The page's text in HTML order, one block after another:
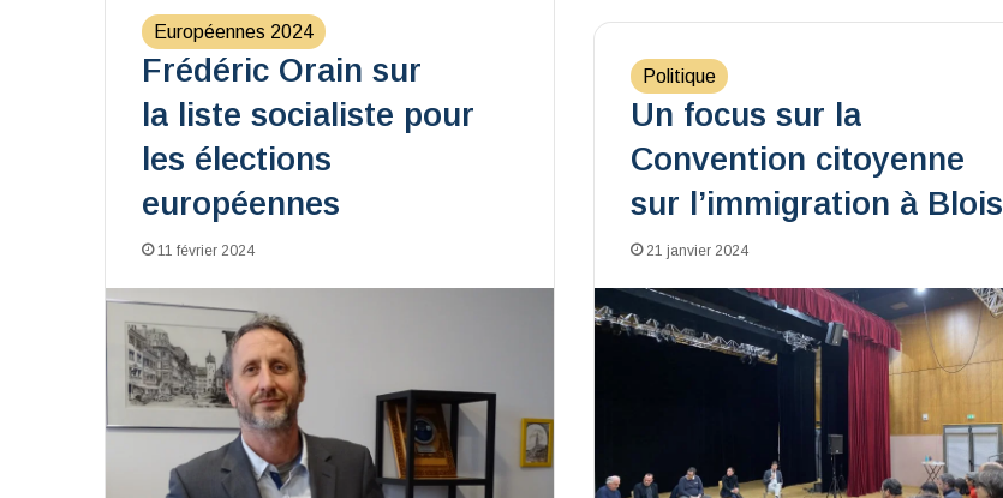
Européennes 2024
Frédéric Orain sur
la liste socialiste pour
les élections
européennes
11 février 2024
Politique
Un focus sur la
Convention citoyenne
sur l’immigration à Blois
21 janvier 2024